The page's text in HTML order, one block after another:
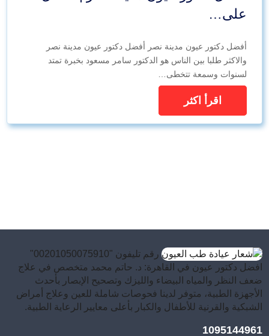
على…
أفضل دكتور عيون مدينة نصر أفضل دكتور عيون مدينة نصر
والاكثر طلبا بين الناس هو الدكتور سامر مسعود بخبرة تمتد
لسنوات وسمعة تتخطى…
اقرأ اكثر
رقم تليفون "00201050075910"
افضل دكتور عيون في القاهرة: د. حاتم محمد متخصص في علاج
ضعف النظر والمياه البيضاء والليزك وتصحيح الإبصار بأحدث
الأجهزة الطبية، متوفر لدينا فحوصات شاملة للعين وعلاج أمراض
الشبكية والقرنية للأطفال والكبار بأعلى معايير الرعاية الطبية.
1095144961